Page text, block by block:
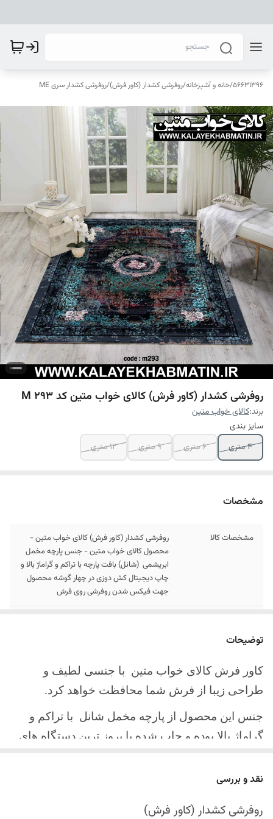
56631396
/خانه و آشپزخانه/روفرشی کشدار (کاور فرش)/روفرشی کشدار سری ME
روفرشی کشدار (کاور فرش) کالای خواب متین کد M 293
برند:کالای خواب متین
سایز بندی
4 متری
6 متری 9 متری 12 متری
مشخصات
مشخصات کالا
روفرشی کشدار (کاور فرش) کالای خواب متین -
محصول کالای خواب متین - جنس پارچه مخمل
ابریشمی (شانل) بافت پارچه با تراکم و گراماژ بالا و
چاپ دیجیتال کش دوزی در چهار گوشه محصول
جهت فیکس شدن روفرشی روی فرش
ارسال کالا
آینده
توضیحات
کاور فرش کالای خواب متین با جنسی لطیف و
طراحی زیبا از فرش شما محافظت خواهد کرد.
جنس این محصول از پارچه مخمل شانل با تراکم و
گراماژ بالا بوده و چاپ شده با بروز ترین دستگاه های
چهار گوشه این محصول با کش باکیفیت دوخته‌شده
نقد و بررسی
روفرشی کشدار (کاور فرش)